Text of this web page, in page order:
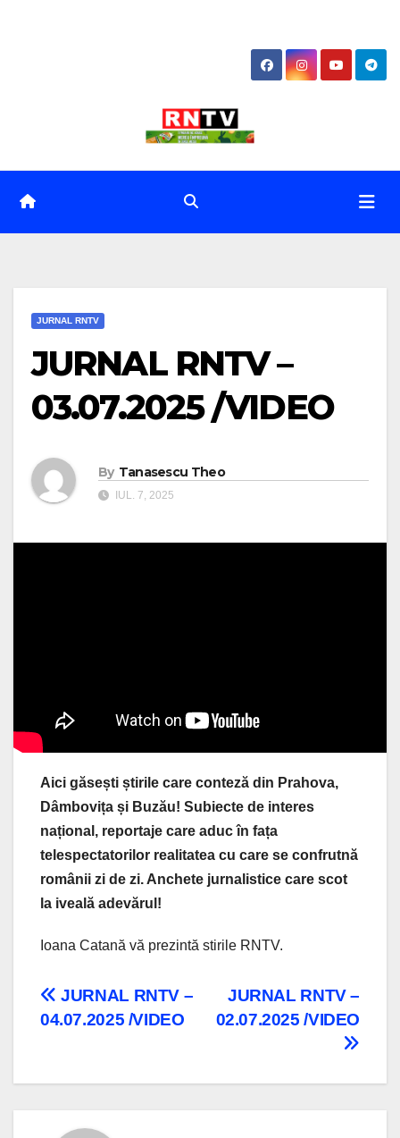
JURNAL RNTV
JURNAL RNTV –
03.07.2025 /VIDEO
By Tanasescu Theo
IUL. 7, 2025
Aici găsești știrile care conteză din Prahova,
Dâmbovița și Buzău! Subiecte de interes
național, reportaje care aduc în fața
telespectatorilor realitatea cu care se confrutnă
românii zi de zi. Anchete jurnalistice care scot
la iveală adevărul!
Ioana Catană vă prezintă stirile RNTV.
Navigare
articole
JURNAL RNTV –
02.07.2025 /VIDEO
JURNAL RNTV –
04.07.2025 /VIDEO